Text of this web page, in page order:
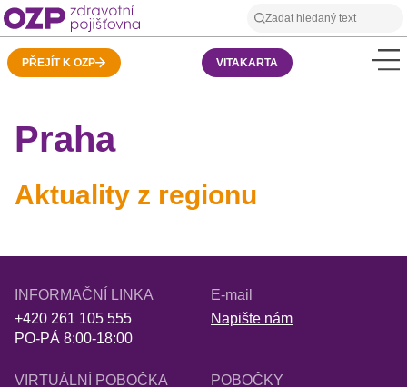
PŘEJÍT K OZP VITAKARTA
Praha
Aktuality z regionu
INFORMAČNÍ LINKA
+420 261 105 555
PO-PÁ 8:00-18:00
E-mail
Napište nám
VIRTUÁLNÍ POBOČKA
POBOČKY